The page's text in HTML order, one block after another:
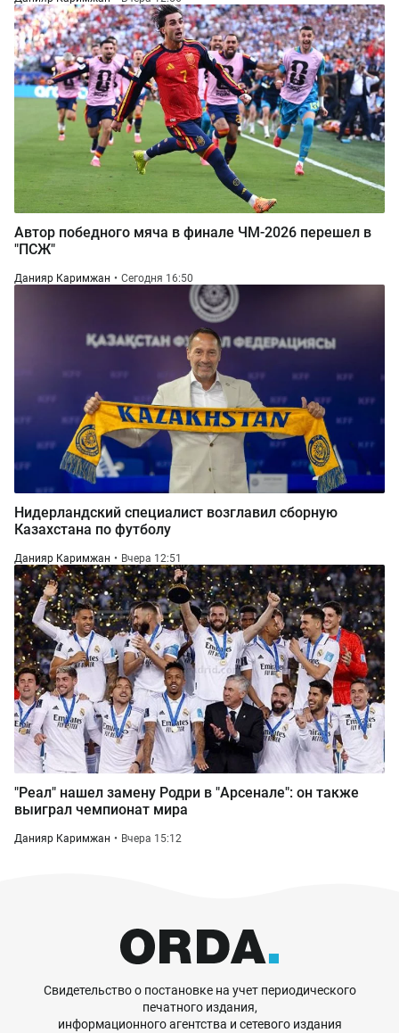
Автор победного мяча в финале ЧМ-2026 перешел в
"ПСЖ"
Данияр Каримжан Сегодня 16:50
Нидерландский специалист возглавил сборную
Казахстана по футболу
Данияр Каримжан Вчера 12:51
"Реал" нашел замену Родри в "Арсенале": он также
выиграл чемпионат мира
Данияр Каримжан Вчера 15:12
Свидетельство о постановке на учет периодического
печатного издания,
информационного агентства и сетевого издания